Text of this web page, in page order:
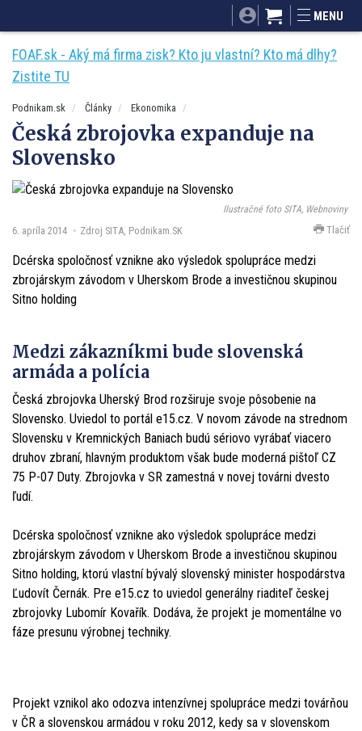
Mnamky-recepty.sk
MENU
FOAF.sk - Aký má firma zisk? Kto ju vlastní? Kto má dlhy?
Zistite TU
Podnikam.sk Články Ekonomika
Česká zbrojovka expanduje na
Slovensko
Ilustračné foto SITA, Webnoviny
6. apríla 2014 Zdroj SITA, Podnikam.SK Tlačiť
Dcérska spoločnosť vznikne ako výsledok spolupráce medzi
zbrojárskym závodom v Uherskom Brode a investičnou skupinou
Sitno holding
Medzi zákazníkmi bude slovenská
armáda a polícia
Česká zbrojovka Uherský Brod rozširuje svoje pôsobenie na
Slovensko. Uviedol to portál e15.cz. V novom závode na strednom
Slovensku v Kremnických Baniach budú sériovo vyrábať viacero
druhov zbraní, hlavným produktom však bude moderná pištoľ CZ
75 P-07 Duty. Zbrojovka v SR zamestná v novej továrni dvesto
ľudí.
Dcérska spoločnosť vznikne ako výsledok spolupráce medzi
zbrojárskym závodom v Uherskom Brode a investičnou skupinou
Sitno holding, ktorú vlastní bývalý slovenský minister hospodárstva
Ľudovít Černák. Pre e15.cz to uviedol generálny riaditeľ českej
zbrojovky Lubomír Kovařík. Dodáva, že projekt je momentálne vo
fáze presunu výrobnej techniky.
Projekt vznikol ako odozva intenzívnej spolupráce medzi továrňou
v ČR a slovenskou armádou v roku 2012, kedy sa v slovenskom